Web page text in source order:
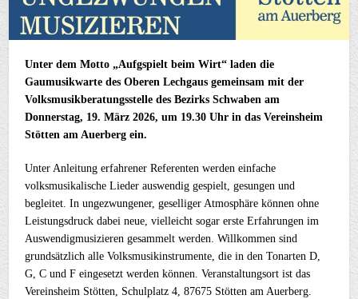
Unter dem Motto „Aufgspielt beim Wirt“ laden die
Gaumusikwarte des Oberen Lechgaus gemeinsam mit der
Volksmusikberatungsstelle des Bezirks Schwaben am
Donnerstag, 19. März 2026, um 19.30 Uhr in das Vereinsheim
Stötten am Auerberg ein.
Unter Anleitung erfahrener Referenten werden einfache
volksmusikalische Lieder auswendig gespielt, gesungen und
begleitet. In ungezwungener, geselliger Atmosphäre können ohne
Leistungsdruck dabei neue, vielleicht sogar erste Erfahrungen im
Auswendigmusizieren gesammelt werden. Willkommen sind
grundsätzlich alle Volksmusikinstrumente, die in den Tonarten D,
G, C und F eingesetzt werden können. Veranstaltungsort ist das
Vereinsheim Stötten, Schulplatz 4, 87675 Stötten am Auerberg.